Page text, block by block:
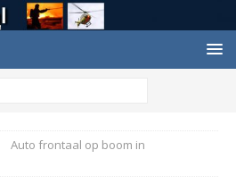
Auto frontaal op boom in